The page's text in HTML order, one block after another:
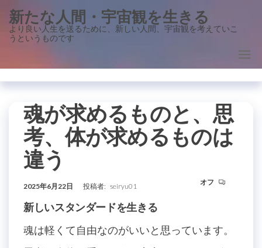
ン
に
新たな人間・宇宙観を生きる
より良い人生を送るために、新しい人間、宇宙観を考えていこ
うというものです
魂が求めるものと、思
考、体が求めるものは
違う
2025年6月22日 投稿者: seiryu01 オフ
新しいスタンダードを生きる
魂は軽くて自由なのがいいと思っています。